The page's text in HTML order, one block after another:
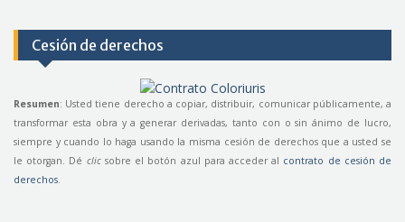
Cesión de derechos
Resumen: Usted tiene derecho a copiar, distribuir, comunicar públicamente, a
transformar esta obra y a generar derivadas, tanto con o sin ánimo de lucro,
siempre y cuando lo haga usando la misma cesión de derechos que a usted se
le otorgan. Dé clicsobre el botón azul para acceder al contrato de cesión de
derechos